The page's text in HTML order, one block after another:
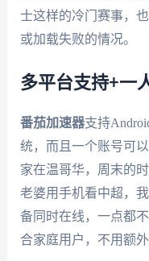
士这样的冷门赛事，
或加载失败的情况。
多平台支持+一
番茄加速器支持
统，而且一个账号可
家在温哥华，周末的
老婆用手机看中超，
备同时在线，一点都
合家庭用户，不用额